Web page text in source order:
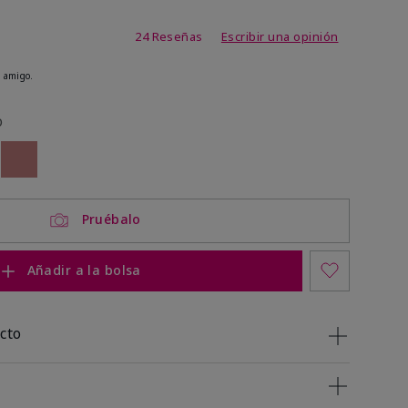
4,3 de 5
24 Reseñas Escribir una opinión
Pruébalo
Añadir a la bolsa